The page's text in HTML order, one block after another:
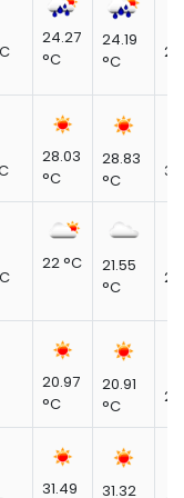
24.27
°C
24.19
°C
28.03
°C
28.83
°C
22 °C
21.55
°C
20.97
°C
20.91
°C
31.49
31.32